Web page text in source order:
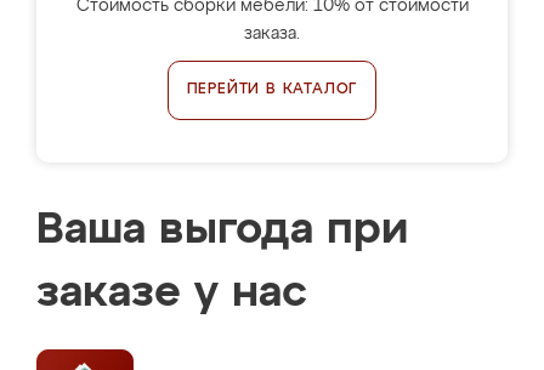
Стоимость сборки мебели: 10% от стоимости
заказа.
ПЕРЕЙТИ В КАТАЛОГ
Ваша выгода при
заказе у нас